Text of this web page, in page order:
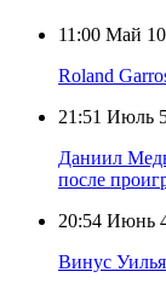
11:00 Май
Roland
21:51 Июль
Даниил
после
20:54 Июнь
Винус